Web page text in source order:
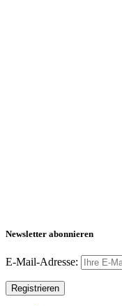
Newsletter abonnieren
E-Mail-Adresse: